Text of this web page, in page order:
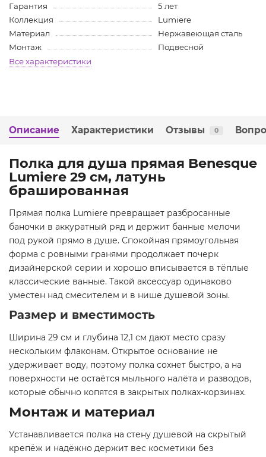
Гарантия
5 лет
Коллекция
Lumiere
Материал
Нержавеющая сталь
Монтаж
Подвесной
Все характеристики
Описание Характеристики Отзывы 0
Полка для душа прямая Benesque
Lumiere 29 см, латунь
брашированная
Прямая полка Lumiere превращает разбросанные
баночки в аккуратный ряд и держит банные мелочи
под рукой прямо в душе. Спокойная прямоугольная
форма с ровными гранями продолжает почерк
дизайнерской серии и хорошо вписывается в тёплые
классические ванные. Такой аксессуар одинаково
уместен над смесителем и в нише душевой зоны.
Размер и вместимость
Ширина 29 см и глубина 12,1 см дают место сразу
нескольким флаконам. Открытое основание не
удерживает воду, поэтому полка сохнет быстро, а на
поверхности не остаётся мыльного налёта и разводов,
которые обычно копятся в закрытых полках-корзинах.
Монтаж и материал
Устанавливается полка на стену душевой на скрытый
крепёж и надёжно держит вес косметики без